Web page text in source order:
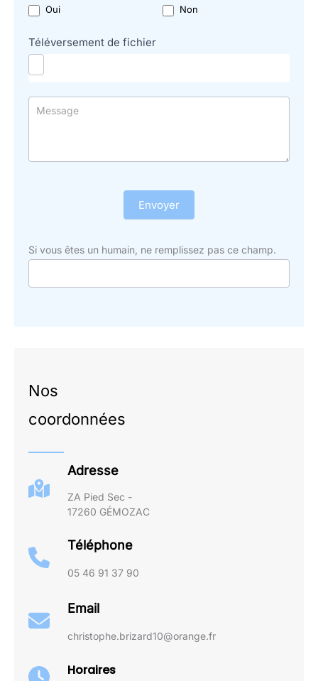
Oui Non
Téléversement de fichier
Envoyer
Si vous êtes un humain, ne remplissez pas ce champ.
Nos
coordonnées
Adresse
ZA Pied Sec -
17260 GÉMOZAC
Téléphone
05 46 91 37 90
Email
christophe.brizard10@orange.fr
Horaires